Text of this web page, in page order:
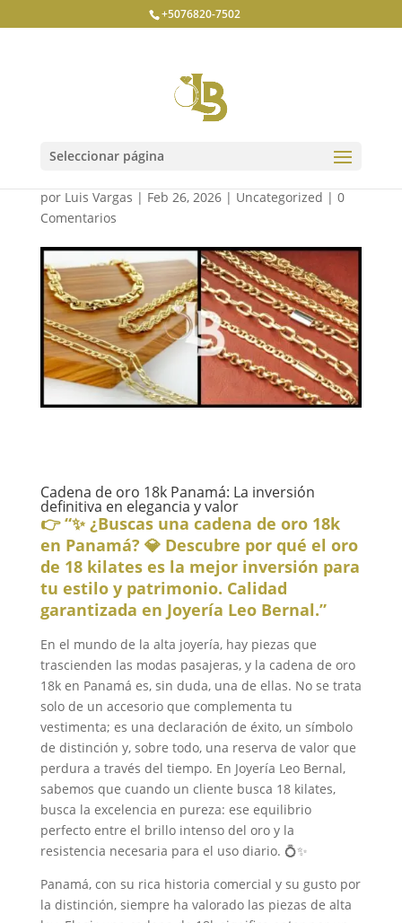
+5076820-7502
Seleccionar página
Panamá
por Luis Vargas | Feb 26, 2026| Uncategorized | 0
Comentarios
Cadena de oro 18k Panamá: La inversión
definitiva en elegancia y valor
👉 “✨ ¿Buscas una cadena de oro 18k
en Panamá? 💎 Descubre por qué el oro
de 18 kilates es la mejor inversión para
tu estilo y patrimonio. Calidad
garantizada en Joyería Leo Bernal.”
En el mundo de la alta joyería, hay piezas que
trascienden las modas pasajeras, y la cadena de oro
18k en Panamá es, sin duda, una de ellas. No se trata
solo de un accesorio que complementa tu
vestimenta; es una declaración de éxito, un símbolo
de distinción y, sobre todo, una reserva de valor que
perdura a través del tiempo. En Joyería Leo Bernal,
sabemos que cuando un cliente busca 18 kilates,
busca la excelencia en pureza: ese equilibrio
perfecto entre el brillo intenso del oro y la
resistencia necesaria para el uso diario. 💍✨
Panamá, con su rica historia comercial y su gusto por
la distinción, siempre ha valorado las piezas de alta